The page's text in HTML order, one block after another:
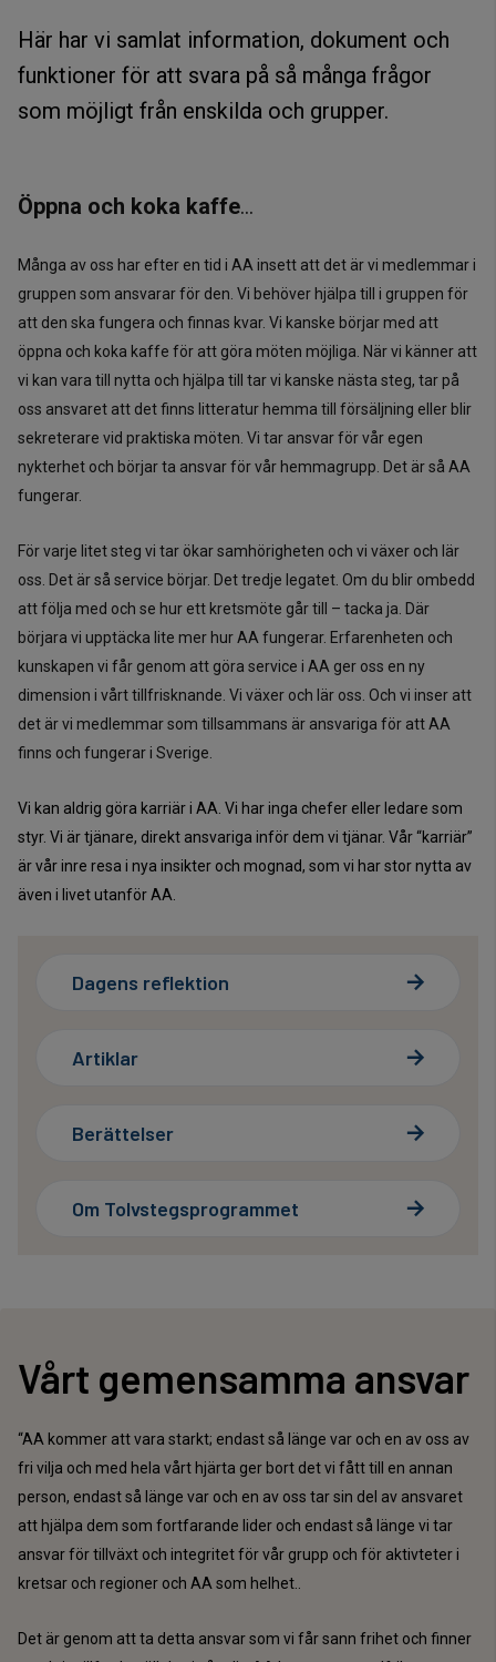
Här har vi samlat information, dokument och
funktioner för att svara på så många frågor
som möjligt från enskilda och grupper.
Öppna och koka kaffe…
Många av oss har efter en tid i AA insett att det är vi medlemmar i
gruppen som ansvarar för den. Vi behöver hjälpa till i gruppen för
att den ska fungera och finnas kvar. Vi kanske börjar med att
öppna och koka kaffe för att göra möten möjliga. När vi känner att
vi kan vara till nytta och hjälpa till tar vi kanske nästa steg, tar på
oss ansvaret att det finns litteratur hemma till försäljning eller blir
sekreterare vid praktiska möten. Vi tar ansvar för vår egen
nykterhet och börjar ta ansvar för vår hemmagrupp. Det är så AA
fungerar.
För varje litet steg vi tar ökar samhörigheten och vi växer och lär
oss. Det är så service börjar. Det tredje legatet. Om du blir ombedd
att följa med och se hur ett kretsmöte går till – tacka ja. Där
börjara vi upptäcka lite mer hur AA fungerar. Erfarenheten och
kunskapen vi får genom att göra service i AA ger oss en ny
dimension i vårt tillfrisknande. Vi växer och lär oss. Och vi inser att
det är vi medlemmar som tillsammans är ansvariga för att AA
finns och fungerar i Sverige.
Vi kan aldrig göra karriär i AA. Vi har inga chefer eller ledare som
styr. Vi är tjänare, direkt ansvariga inför dem vi tjänar. Vår “karriär”
är vår inre resa i nya insikter och mognad, som vi har stor nytta av
även i livet utanför AA.
Dagens reflektion
Artiklar
Berättelser
Om Tolvstegsprogrammet
Vårt gemensamma ansvar
“AA kommer att vara starkt; endast så länge var och en av oss av
fri vilja och med hela vårt hjärta ger bort det vi fått till en annan
person, endast så länge var och en av oss tar sin del av ansvaret
att hjälpa dem som fortfarande lider och endast så länge vi tar
ansvar för tillväxt och integritet för vår grupp och för aktivteter i
kretsar och regioner och AA som helhet..
Det är genom att ta detta ansvar som vi får sann frihet och finner